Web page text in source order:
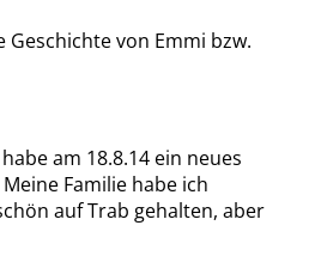
von Emmi bzw.
am 18.8.14 ein neues
Familie habe ich
auf Trab gehalten, aber